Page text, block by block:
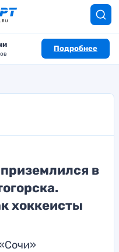
Подробнее
в
хоккеисты